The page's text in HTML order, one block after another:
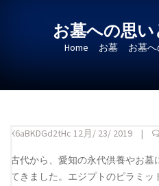
お墓への思
Home お墓 お墓
X6aBKDGd2tHc 12月/ 23/ 2019 |
古代から、愛知の永代供養やお
てきました。エジプトのピラミ